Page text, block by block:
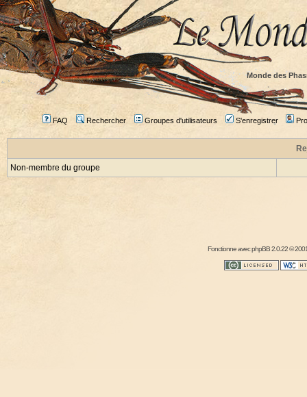
Monde des
FAQ Rechercher Groupes d'utilisateurs S'enregistrer
Non-membre du groupe
Fonctionne avecphpBB2.0.22 ©